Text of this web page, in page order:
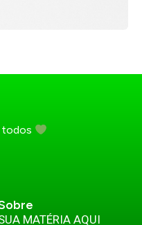
todos
MATÉRIA AQUI